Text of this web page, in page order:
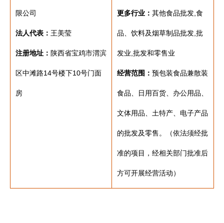
限公司
法人代表： 王美莹
注册地址： 陕西省宝鸡市渭滨
区中滩路14号楼下10号门面
房
更多行业： 其他食品批发,食
品、饮料及烟草制品批发,批
发业,批发和零售业
经营范围： 预包装食品兼散装
食品、日用百货、办公用品、
文体用品、土特产、电子产品
的批发及零售。（依法须经批
准的项目，经相关部门批准后
方可开展经营活动）